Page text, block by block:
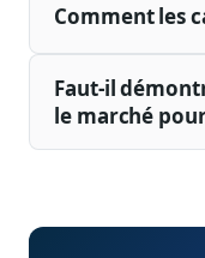
Comment les
Faut-il
le marché